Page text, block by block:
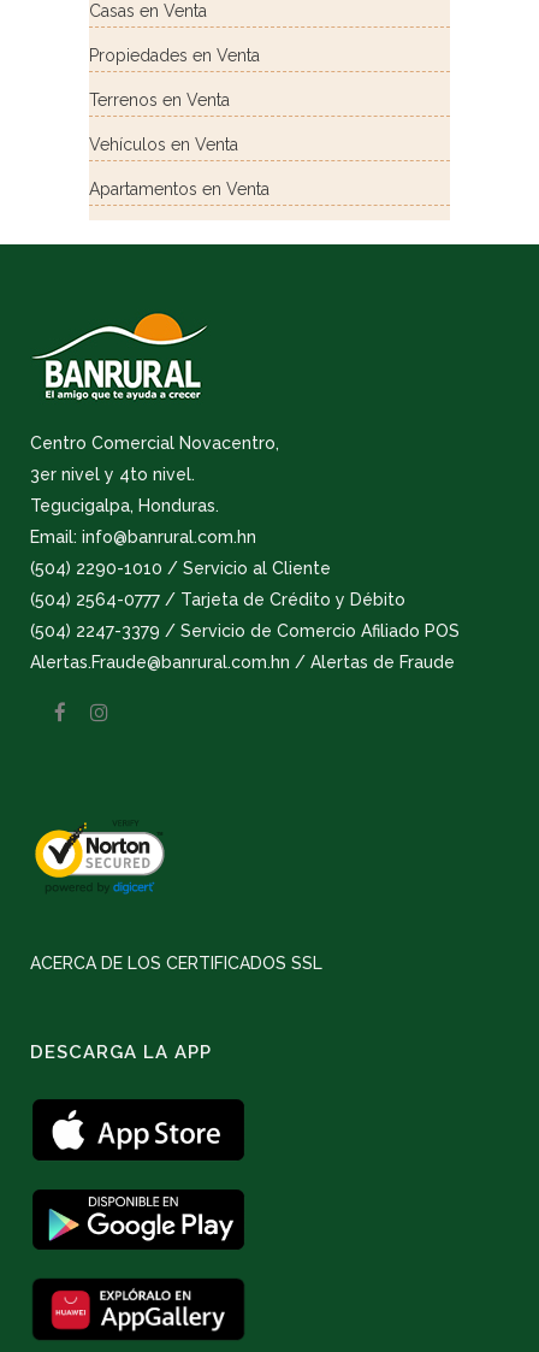
Casas en Venta
Propiedades en Venta
Terrenos en Venta
Vehículos en Venta
Apartamentos en Venta
Centro Comercial Novacentro,
3er nivel y 4to nivel.
Tegucigalpa, Honduras.
Email: info@banrural.com.hn
(504) 2290-1010 / Servicio al Cliente
(504) 2564-0777 / Tarjeta de Crédito y Débito
(504) 2247-3379 / Servicio de Comercio Afiliado POS
Alertas.Fraude@banrural.com.hn / Alertas de Fraude
ACERCA DE LOS CERTIFICADOS SSL
DESCARGA LA APP